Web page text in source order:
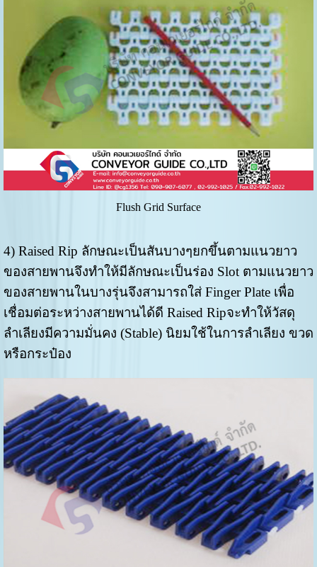
Flush Grid Surface
4) Raised Rip ลักษณะเป็นสันบางๆยกขึ้นตามแนวยาว
ของสายพานจึงทำให้มีลักษณะเป็นร่อง Slot ตามแนวยาว
ของสายพานในบางรุ่นจึงสามารถใส่ Finger Plate เพื่อ
เชื่อมต่อระหว่างสายพานได้ดี Raised Ripจะทำให้วัสดุ
ลำเลียงมีความมั่นคง (Stable) นิยมใช้ในการลำเลียง ขวด
หรือกระป๋อง